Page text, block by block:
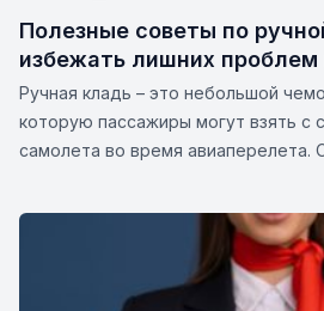
Полезные советы по
избежать лишних проблем
Ручная кладь – это небольшой
которую пассажиры могут взять с
самолета во время авиаперелета.
необходимости. Размеры и вес
различаться в зависимости от